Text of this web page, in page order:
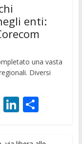
enti:
una vasta
Diversi
Li
k
C
n